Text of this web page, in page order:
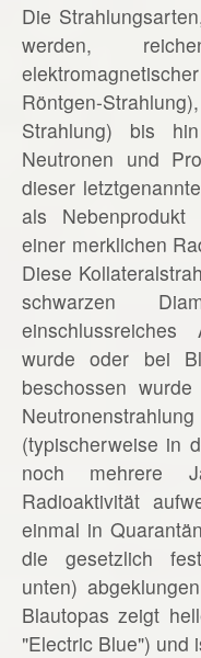
Die
werden,
Röntgen-
Strahlung) bis
Neutronen und
dieser
als
einer merklichen
Diese
schwarzen
einschlussreiches
wurde oder bei
beschossen
(typischerweise in
noch mehrere
Radioaktivität
einmal in
die gesetzlich
unten)
Blautopas zeigt
"Electric Blue") und